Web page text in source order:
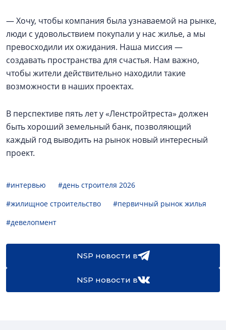
— Хочу, чтобы компания была узнаваемой на рынке,
люди с удовольствием покупали у нас жилье, а мы
превосходили их ожидания. Наша миссия —
создавать пространства для счастья. Нам важно,
чтобы жители действительно находили такие
возможности в наших проектах.
В перспективе пять лет у «Ленстройтреста» должен
быть хороший земельный банк, позволяющий
каждый год выводить на рынок новый интересный
проект.
#интервью
#день строителя 2026
#жилищное строительство
#первичный рынок жилья
#девелопмент
NSP новости в
NSP новости в